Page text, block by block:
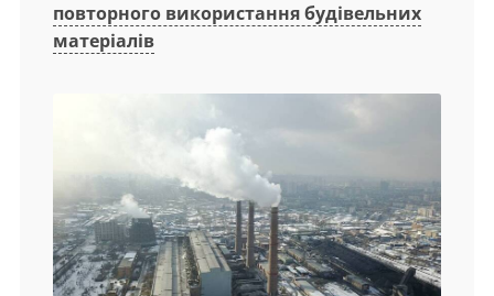
повторного використання будівельних
матеріалів